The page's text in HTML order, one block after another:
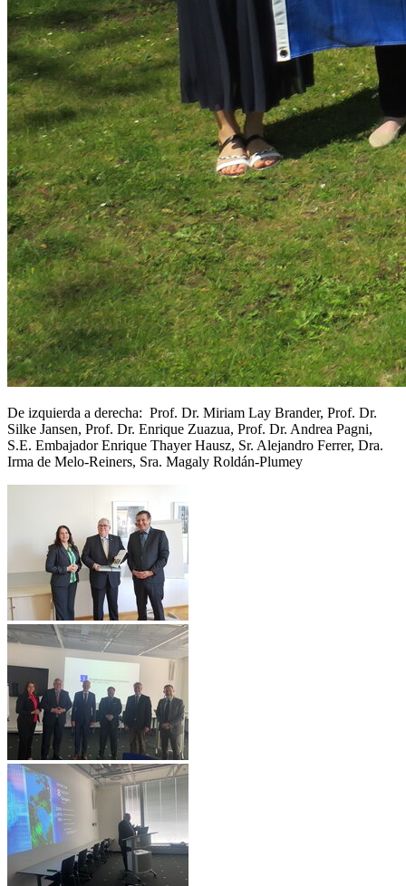
De izquierda a derecha: Prof. Dr. Miriam Lay Brander, Prof. Dr.
Silke Jansen, Prof. Dr. Enrique Zuazua, Prof. Dr. Andrea Pagni,
S.E. Embajador Enrique Thayer Hausz, Sr. Alejandro Ferrer, Dra.
Irma de Melo-Reiners, Sra. Magaly Roldán-Plumey